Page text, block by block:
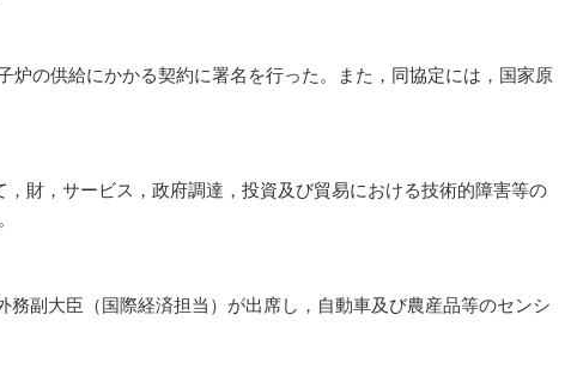
の供給にかかる契約に署名を行った。また，同協定には，国家原
財，サービス，政府調達，投資及び貿易における技術的障害等の
副大臣（国際経済担当）が出席し，自動車及び農産品等のセンシ